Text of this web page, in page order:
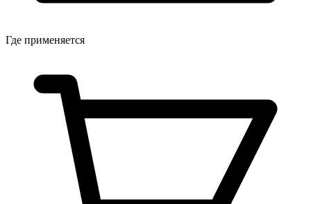
Где применяется